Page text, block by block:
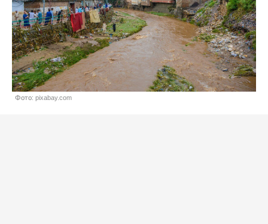
Фото: pixabay.com